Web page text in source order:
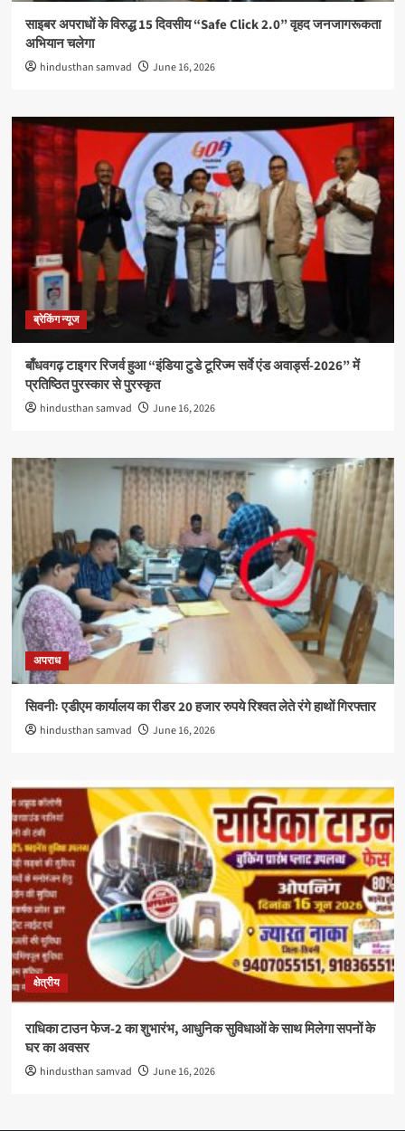
साइबर अपराधों के विरुद्ध 15 दिवसीय “Safe Click 2.0” वृहद जनजागरूकता
अभियान चलेगा
hindusthan samvad June 16, 2026
ब्रेकिंग न्यूज
बाँधवगढ़ टाइगर रिजर्व हुआ “इंडिया टुडे टूरिज्म सर्वे एंड अवार्ड्स-2026” में
प्रतिष्ठित पुरस्कार से पुरस्कृत
hindusthan samvad June 16, 2026
अपराध
सिवनीः एडीएम कार्यालय का रीडर 20 हजार रुपये रिश्वत लेते रंगे हाथों गिरफ्तार
hindusthan samvad June 16, 2026
क्षेत्रीय
राधिका टाउन फेज-2 का शुभारंभ, आधुनिक सुविधाओं के साथ मिलेगा सपनों के
घर का अवसर
hindusthan samvad June 16, 2026